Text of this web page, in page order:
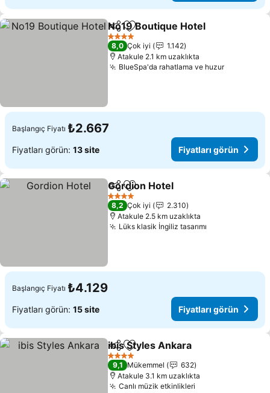
PaylaşFavorilerime ekle
No19 Boutique Hotel
4 Yıldız
8,0 Çok iyi
1.142
Atakule 2.1 km uzaklıkta
BlueSpa'da rahatlama ve huzurFiyatları
Başlangıç Fiyatı ₺2.667
Fiyatları görün: 13 site Fiyatları görün
PaylaşFavorilerime ekle
Gordion Hotel
4 Yıldız
8,2 Çok iyi
2.310
Atakule 2.5 km uzaklıkta
Lüks klasik İngiliz tasarımı
Başlangıç Fiyatı ₺4.129
Fiyatları görün: 15 site Fiyatları görün
PaylaşFavorilerime ekle
ibis Styles Ankara
4 Yıldız
9,1 Mükemmel
632
Atakule 3.1 km uzaklıkta
Canlı müzik etkinlikleri